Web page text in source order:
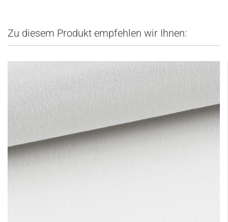
Zu diesem Produkt empfehlen wir Ihnen: